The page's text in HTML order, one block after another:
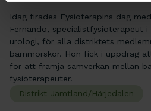
Idag firades Fysioterapins dag
Fernando, specialistfysioterapeut
urologi, för alla distriktets
barnmorskor. Hon fick i uppdrag
för att främja samverkan mellan
fysioterapeuter.
Distrikt Jämtland/Härjedalen